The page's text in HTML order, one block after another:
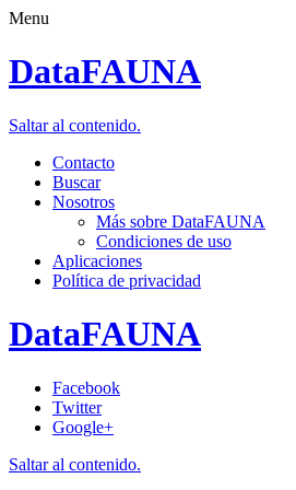
Menu
DataFAUNA
Saltar al contenido.
Contacto
Buscar
Nosotros
Más sobre DataFAUNA
Condiciones de uso
Aplicaciones
Política de privacidad
DataFAUNA
Facebook
Twitter
Google+
Saltar al contenido.